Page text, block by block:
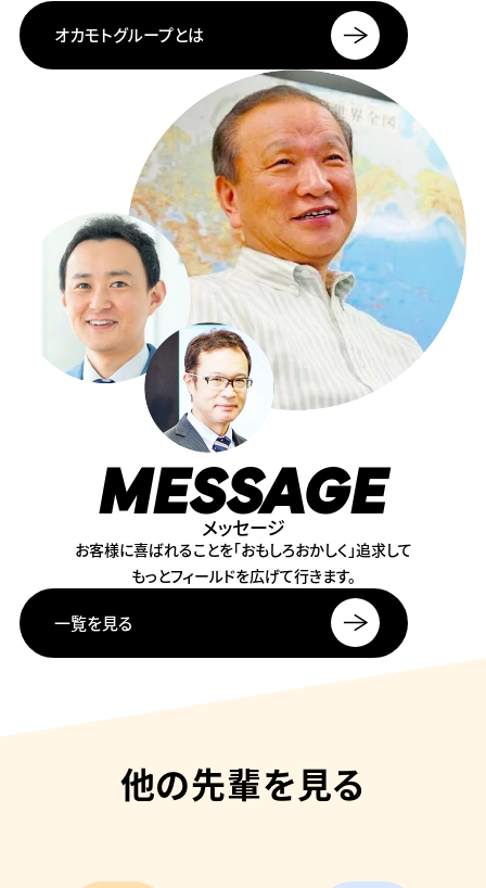
オカモトグループとは
MESSAGE
メッセージ
お客様に喜ばれることを「おもしろおかしく」追求して
もっとフィールドを広げて行きます。
一覧を見る
他の先輩を見る